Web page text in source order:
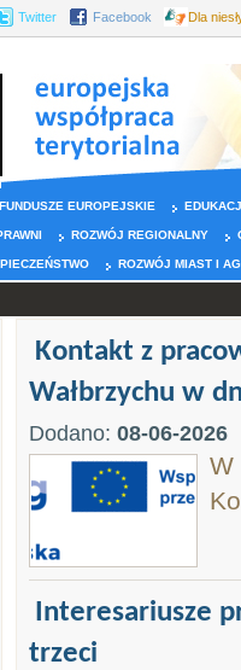
Twitter Facebook Dla
FUNDUSZE EUROPEJSKIE
ROZWÓJ REGIONALNY
ROZWÓJ MIAST I
Kontakt z
Wałbrzychu w
Dodano: 08-06-2026
W
Interesariusze
trzeci